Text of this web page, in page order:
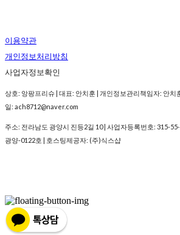
이용약관
개인정보처리방침
사업자정보확인
상호: 앙팡프리슈 | 대표: 안치훈 | 개인정보관리책임자: 안치
일: ach8712@naver.com
주소: 전라남도 광양시 진등2길 10 | 사업자등록번호: 315-
광양-0122호 | 호스팅제공자: (주)식스샵